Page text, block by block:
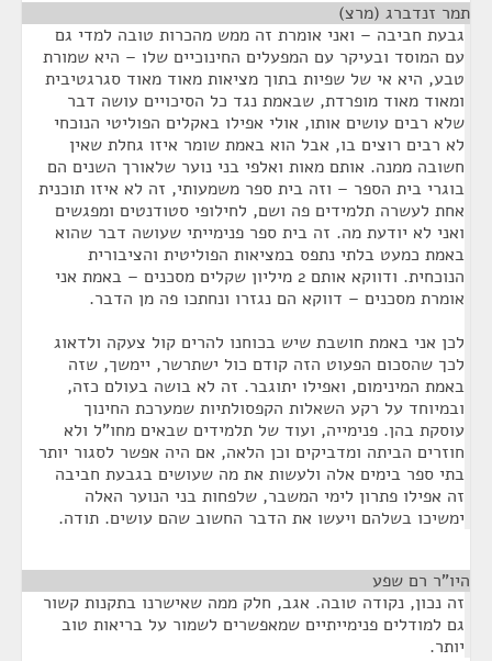
תמר זנדברג (מרצ)
גבעת חביבה – ואני אומרת זה ממש מהכרות טובה למדי גם
עם המוסד ובעיקר עם המפעלים החינוכיים שלו – היא שמורת
טבע, היא אי של שפיות בתוך מציאות מאוד מאוד סגרגטיבית
ומאוד מאוד מופרדת, שבאמת נגד כל הסיכויים עושה דבר
שלא רבים עושים אותו, אולי אפילו באקלים הפוליטי הנוכחי
לא רבים רוצים בו, אבל הוא באמת שומר איזו גחלת שאין
חשובה ממנה. אותם מאות ואלפי בני נוער שלאורך השנים הם
בוגרי בית הספר – וזה בית ספר משמעותי, זה לא איזו תוכנית
אחת לעשרה תלמידים פה ושם, לחילופי סטודנטים ומפגשים
ואני לא יודעת מה. זה בית ספר פנימייתי שעושה דבר שהוא
באמת כמעט בלתי נתפס במציאות הפוליטית והציבורית
הנוכחית. ודווקא אותם 2 מיליון שקלים מסכנים – באמת אני
אומרת מסכנים – דווקא הם נגזרו ונחתכו פה מן הדבר.
לכן אני באמת חושבת שיש בכוחנו להרים קול צעקה ולדאוג
לכך שהסכום הפעוט הזה קודם כול ישתרשר, יימשך, שזה
באמת המינימום, ואפילו יתוגבר. זה לא בושה בעולם כזה,
ובמיוחד על רקע השאלות הקפסולתיות שמערכת החינוך
עוסקת בהן. פנימייה, ועוד של תלמידים שבאים מחו"ל ולא
חוזרים הביתה ומדביקים וכן הלאה, אם היה אפשר לסגור יותר
בתי ספר בימים אלה ולעשות את מה שעושים בגבעת חביבה
זה אפילו פתרון לימי המשבר, שלפחות בני הנוער האלה
ימשיכו בשלהם ויעשו את הדבר החשוב שהם עושים. תודה.
היו"ר רם שפע
זה נכון, נקודה טובה. אגב, חלק ממה שאישרנו בתקנות קשור
גם למודלים פנימייתיים שמאפשרים לשמור על בריאות טוב
יותר.